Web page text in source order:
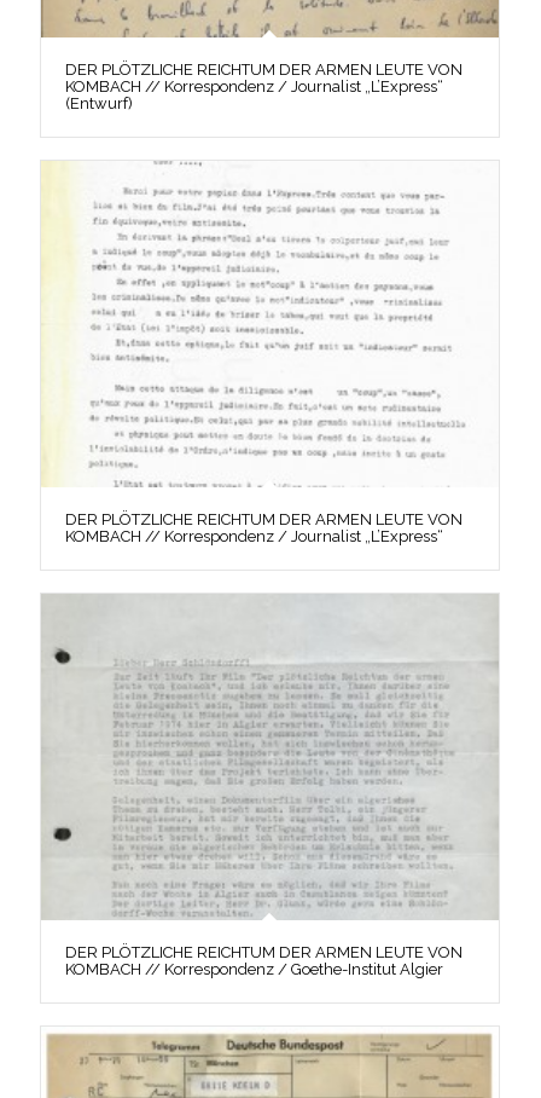
DER PLÖTZLICHE REICHTUM DER ARMEN LEUTE VON
KOMBACH // Korrespondenz / Journalist „L’Express“
(Entwurf)
DER PLÖTZLICHE REICHTUM DER ARMEN LEUTE VON
KOMBACH // Korrespondenz / Journalist „L’Express“
DER PLÖTZLICHE REICHTUM DER ARMEN LEUTE VON
KOMBACH // Korrespondenz / Goethe-Institut Algier